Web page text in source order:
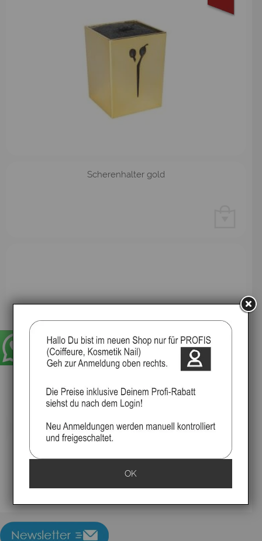
Scherenhalter gold
Seifenschale aus Keramik, Da Vinci
Professionelle Seifenschale aus Keramik
OK